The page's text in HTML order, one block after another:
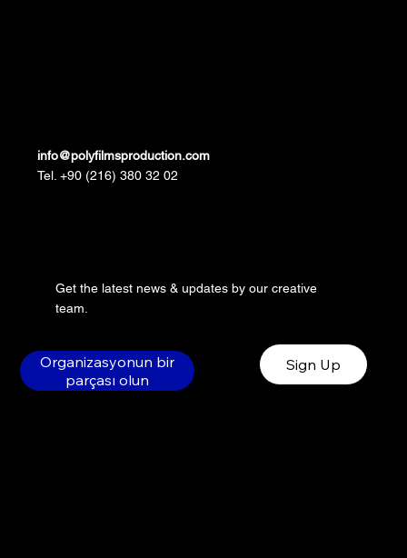
Get the latest news & updates by our creative
team.
Organizasyonun bir
parçası olun
Sign Up
info@polyfilmsproduction.com
Tel. +90 (216) 380 32 02